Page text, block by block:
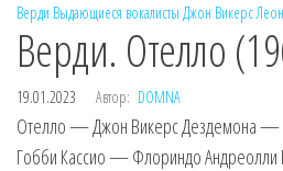
Верди Выдающиеся вокалисты Джон Викерс
Верди. Отелло
19.01.2023 Автор: DOMNA
Отелло — Джон Викерс Дездемона —
Гобби Кассио — Флориндо